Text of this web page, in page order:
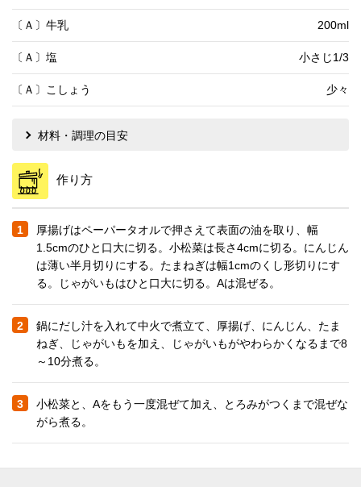
〔Ａ〕牛乳 200ml
〔Ａ〕塩 小さじ1/3
〔Ａ〕こしょう 少々
材料・調理の目安
作り方
1
厚揚げはペーパータオルで押さえて表面の油を取り、幅
1.5cmのひと口大に切る。小松菜は長さ4cmに切る。にんじん
は薄い半月切りにする。たまねぎは幅1cmのくし形切りにす
る。じゃがいもはひと口大に切る。Aは混ぜる。
2
鍋にだし汁を入れて中火で煮立て、厚揚げ、にんじん、たま
ねぎ、じゃがいもを加え、じゃがいもがやわらかくなるまで8
～10分煮る。
3
小松菜と、Aをもう一度混ぜて加え、とろみがつくまで混ぜな
がら煮る。